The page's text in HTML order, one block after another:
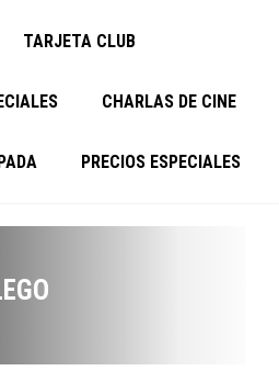
TARJETA CLUB
CHARLAS DE CINE
PRECIOS ESPECIALES